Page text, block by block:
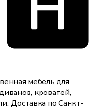
мебель для
кроватей,
Доставка по Санкт-